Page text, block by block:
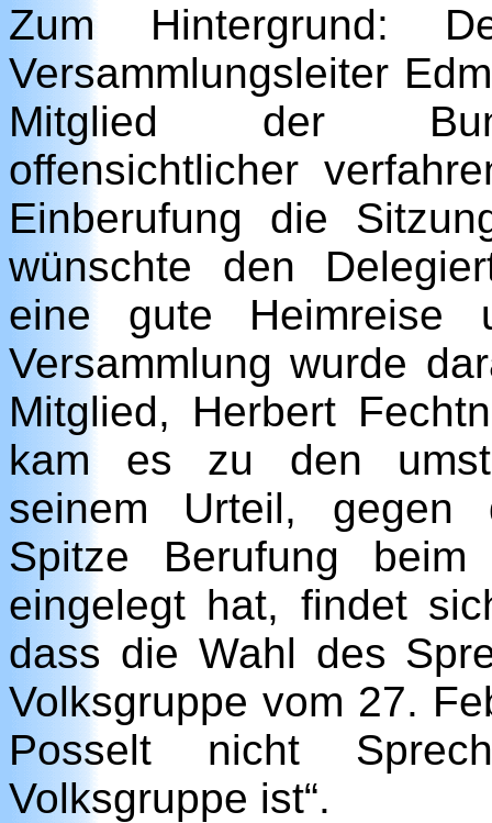
Zum Hintergrund:
Versammlungsleiter
Mitglied der
offensichtlicher
Einberufung die
wünschte den
eine gute
Versammlung wurde
Mitglied, Herbert
kam es zu den
seinem Urteil, gegen
Spitze Berufung beim
eingelegt hat, findet
dass die Wahl des
Volksgruppe vom 27.
Posselt nicht
Volksgruppe ist“.